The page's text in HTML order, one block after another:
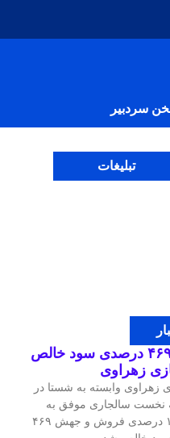
سردبیر
تبلیغات
جهش ۴۶۹ درصدی سود خالص
زهراوی
زهراوی وابسته به شستا در
نخست سالجاری موفق به
رشد ۱۲۹ درصدی فروش و جهش ۴۶۹